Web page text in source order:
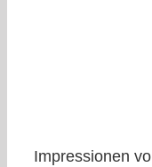
Impressionen